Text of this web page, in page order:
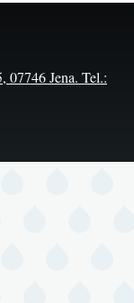
07746 Jena. Tel.: